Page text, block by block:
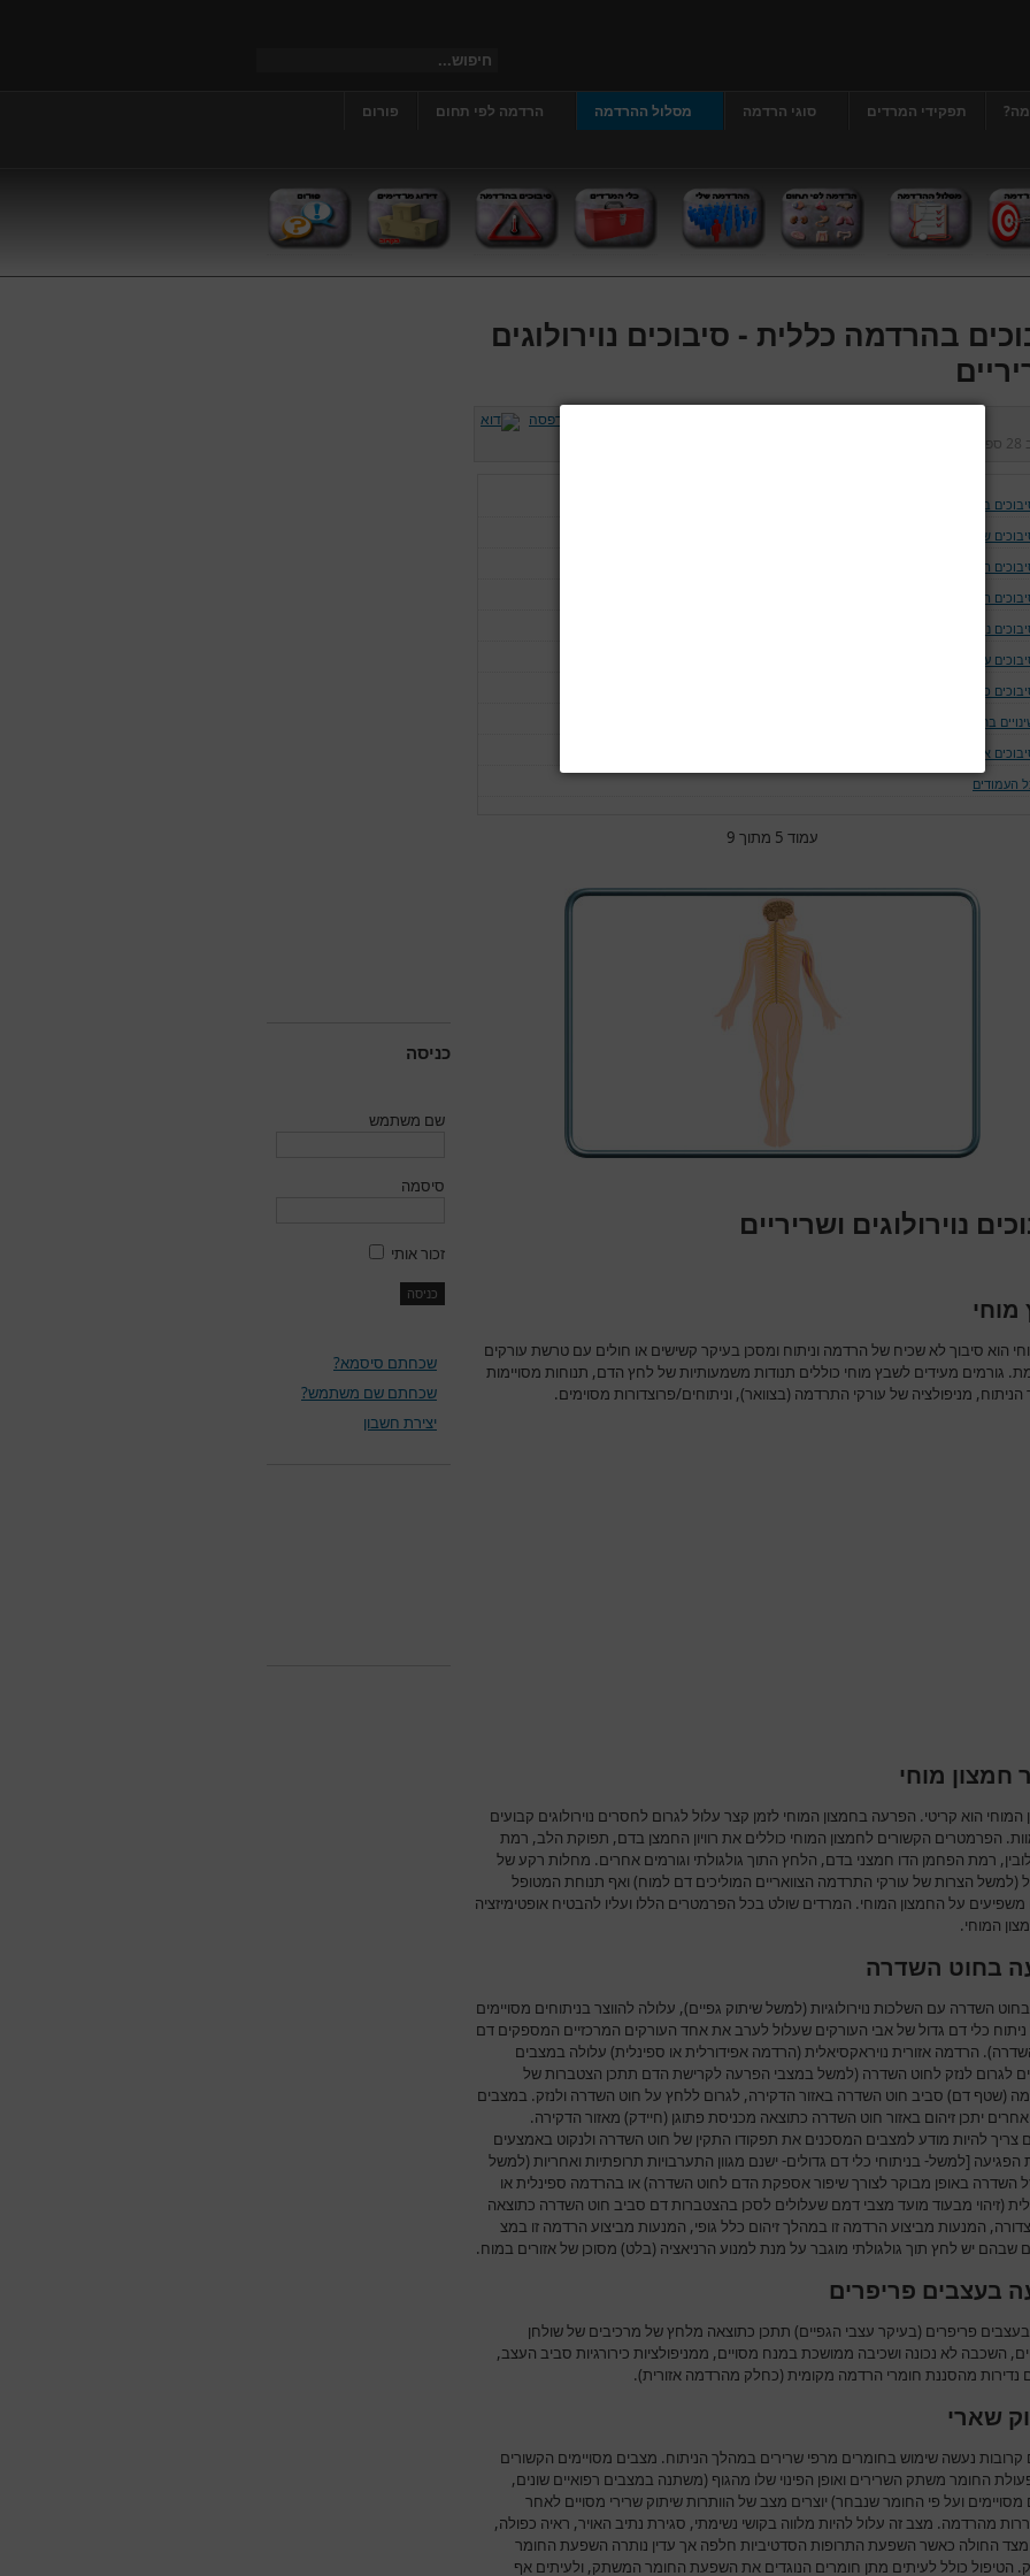
תפקידי המרדים סוגי הרדמה מסלול ההרדמה הרדמה לפי תחום
פורום
בהרדמה כללית - סיבוכים נוירולוגים
28 ספטמבר 2012
בהרדמה כללית
של נתיב האויר ומערכת הנשימה
המודינמים
המאטולוגים
נוירולוגים ושריריים
עיניים
כליתיים
בחום הגוף
אחרים
העמודים
עמוד 5 מתוך 9
נוירולוגים ושריריים
הוא סיבוך לא שכיח של הרדמה וניתוח ומסכן בעיקר קשישים או חולים עם טרשת עורקים
גורמים מעידים לשבץ מוחי כוללים תנודות משמעותיות של לחץ הדם, תנוחות מסויימות
מניפולציה של עורקי התרדמה (בצוואר), וניתוחים/פרוצדורות מסוימים.
חמצון מוחי
המוחי הוא קריטי. הפרעה בחמצון המוחי לזמן קצר עלול לגרום לחסרים נוירולוגים קבועים
הפרמטרים הקשורים לחמצון המוחי כוללים את רוויון החמצן בדם, תפוקת הלב, רמת
רמת הפחמן הדו חמצני בדם, הלחץ התוך גולגולתי וגורמים אחרים. מחלות רקע של
(למשל הצרות של עורקי התרדמה הצוואריים המוליכים דם למוח) ואף תנוחת המטופל
משפיעים על החמצון המוחי. המרדים שולט בכל הפרמטרים הללו ועליו להבטיח אופטימיזציה
המוחי.
בחוט השדרה
השדרה עם השלכות נוירולוגיות (למשל שיתוק גפיים), עלולה להווצר בניתוחים מסויימים
כלי דם גדול של אבי העורקים שעלול לערב את אחד העורקים המרכזיים המספקים דם
הרדמה אזורית נויראקסיאלית (הרדמה אפידורלית או ספינלית) עלולה במצבים
לגרום לנזק לחוט השדרה (למשל במצבי הפרעה לקרישת הדם תתכן הצטברות של
(שטף דם) סביב חוט השדרה באזור הדקירה, לגרום ללחץ על חוט השדרה ולנזק. במצבים
אחרים יתכן זיהום באזור חוט השדרה כתוצאה מכניסת פתוגן (חיידק) מאזור הדקירה.
צריך להיות מודע למצבים המסכנים את תפקודו התקין של חוט השדרה ולנקוט באמצעים
הפגיעה [למשל- בניתוחי כלי דם גדולים- ישנם מגוון התערבויות תרופתיות ואחריות (למשל
השדרה באופן מבוקר לצורך שיפור אספקת הדם לחוט השדרה) או בהרדמה ספינלית או
(זיהוי מבעוד מועד מצבי דמם שעלולים לסכן בהצטברות דם סביב חוט השדרה כתוצאה
המנעות מביצוע הרדמה זו במהלך זיהום כלל גופי, המנעות מביצוע הרדמה זו במצ
שבהם יש לחץ תוך גולגולתי מוגבר על מנת למנוע הרניאציה (בלט) מסוכן של אזורים במוח.
בעצבים פריפרים
פריפרים (בעיקר עצבי הגפיים) תתכן כתוצאה מלחץ של מרכיבים של שולחן
השכבה לא נכונה ושכיבה ממושכת במנח מסויים, ממניפולציות כירורגיות סביב העצב,
נדירות מהסננת חומרי הרדמה מקומית (כחלק מהרדמה אזורית).
שארי
קרובות נעשה שימוש בחומרים מרפי שרירים במהלך הניתוח. מצבים מסויימים הקשורים
החומר משתק השרירים ואופן הפינוי שלו מהגוף (משתנה במצבים רפואיים שונים,
מסויימים ועל פי החומר שנבחר) יוצרים מצב של הוותרות שיתוק שרירי מסויים לאחר
מהרדמה. מצב זה עלול להיות מלווה בקושי נשימתי, סגירת נתיב האויר, ראיה כפולה,
החולה כאשר השפעת התרופות הסדטיביות חלפה אך עדין נותרה השפעת החומר
הטיפול כולל לעיתים מתן חומרים הנוגדים את השפעת החומר המשתק, ולעיתים אף
כניסה
שם משתמש
סיסמה
זכור אותי
שכחתם סיסמא?
שכחתם שם משתמש?
יצירת חשבון